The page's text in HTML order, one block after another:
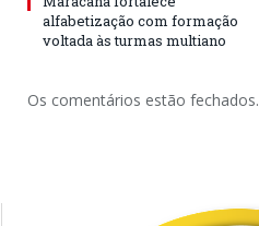
alfabetização com formação
voltada às turmas multiano
Os comentários estão fechados.